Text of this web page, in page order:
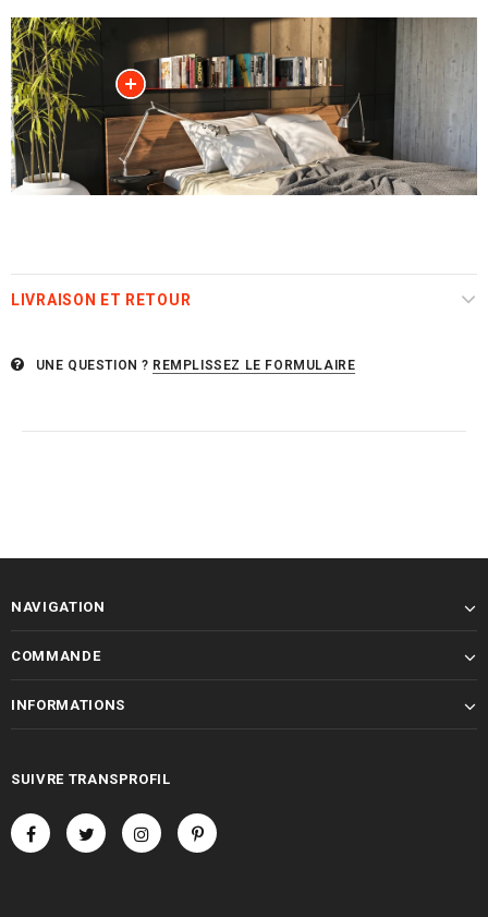
LIVRAISON ET RETOUR
UNE QUESTION ? REMPLISSEZ LE FORMULAIRE
NAVIGATION
COMMANDE
INFORMATIONS
SUIVRE TRANSPROFIL